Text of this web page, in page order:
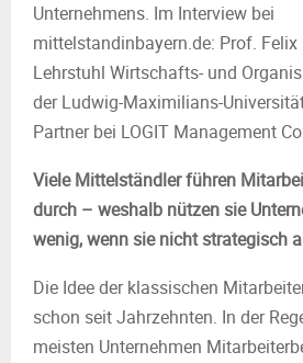
Unternehmens. Im Interview bei
mittelstandinbayern.de: Prof. Felix
Lehrstuhl Wirtschafts- und
der Ludwig-Maximilians-
Partner bei LOGIT Management
Viele Mittelständler führen
durch – weshalb nützen sie
wenig, wenn sie nicht strategisch
Die Idee der klassischen
schon seit Jahrzehnten. In der
meisten Unternehmen